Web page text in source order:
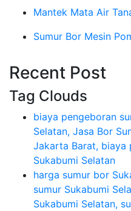
Mantek Mata Air
Sumur Bor Mesin
Recent Post
Tag Clouds
biaya pengeboran
Selatan, Jasa Bor
Jakarta Barat, biaya
Sukabumi Selatan
harga sumur bor
sumur Sukabumi
Sukabumi Selatan,